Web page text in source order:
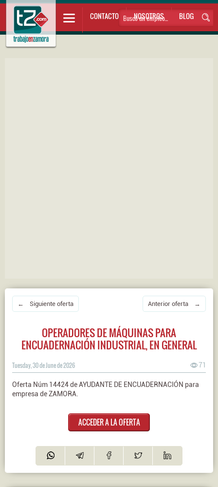
CONTACTO NOSOTROS BLOG
← Siguiente oferta Anterior oferta →
OPERADORES DE MÁQUINAS PARA
ENCUADERNACIÓN INDUSTRIAL, EN GENERAL
Tuesday, 30 de June de 2026 71
Oferta Núm 14424 de AYUDANTE DE ENCUADERNACIÓN para
empresa de ZAMORA.
ACCEDER A LA OFERTA